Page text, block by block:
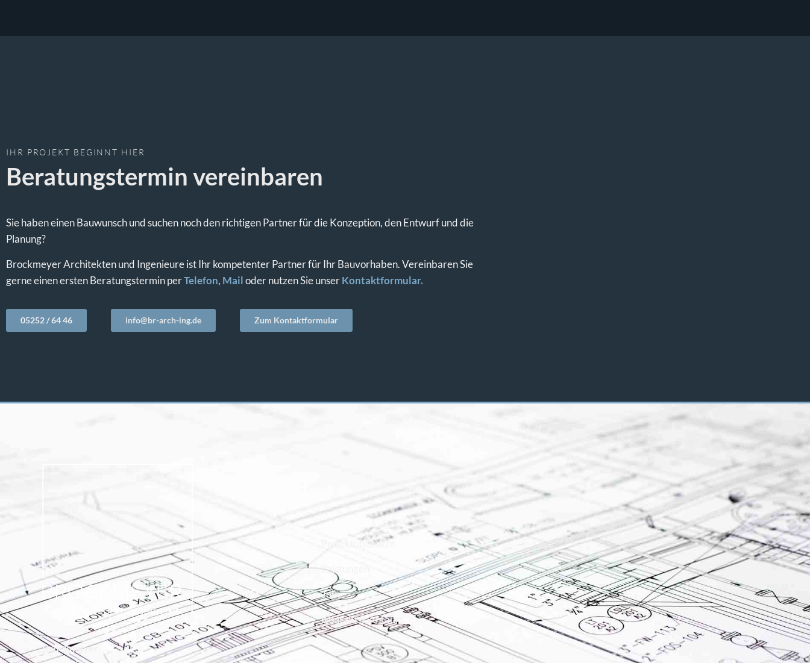
IHR PROJEKT BEGINNT HIER
Beratungstermin vereinbaren
Sie haben einen Bauwunsch und suchen noch den richtigen Partner für die Konzeption, den Entwurf und die
Planung?
Brockmeyer Architekten und Ingenieure ist Ihr kompetenter Partner für Ihr Bauvorhaben. Vereinbaren Sie
gerne einen ersten Beratungstermin perTelefon, Mailoder nutzen Sie unserKontaktformular.
05252 / 64 46 info@br-arch-ing.de Zum Kontaktformular
Brockmeyer
Projektübersicht
Leistungen
Jobs
Kontakt & Anfahrt